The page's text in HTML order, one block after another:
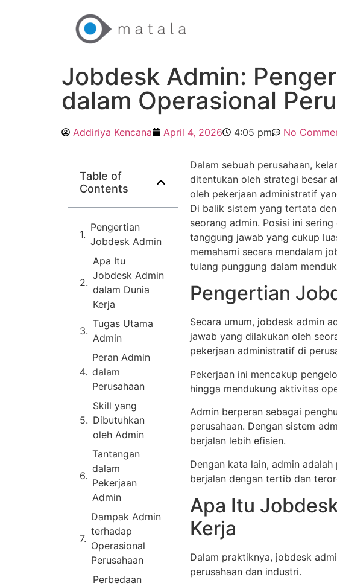
Jobdesk Admin:
dalam Operasional
Addiriya Kencana April 4, 2026 4:05 pm No
Table of
Contents
Pengertian
Jobdesk Admin
Apa Itu
Jobdesk Admin
dalam Dunia
Kerja
Tugas Utama
Admin
Peran Admin
dalam
Perusahaan
Skill yang
Dibutuhkan
oleh Admin
Tantangan
dalam
Pekerjaan
Admin
Dampak Admin
terhadap
Operasional
Perusahaan
Perbedaan
Dalam sebuah perusahaan,
ditentukan oleh strategi besar
oleh pekerjaan administratif
Di balik sistem yang tertata
seorang admin. Posisi ini
tanggung jawab yang cukup
memahami secara mendalam
tulang punggung dalam
Pengertian
Secara umum, jobdesk admin
jawab yang dilakukan oleh
pekerjaan administratif di
Pekerjaan ini mencakup
hingga mendukung aktivitas
Admin berperan sebagai
perusahaan. Dengan sistem
berjalan lebih efisien.
Dengan kata lain, admin
berjalan dengan tertib dan
Apa Itu
Kerja
Dalam praktiknya, jobdesk
perusahaan dan industri.